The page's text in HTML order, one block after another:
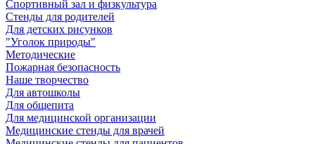
Спортивный зал и физкультура
Стенды для родителей
Для детских рисунков
"Уголок природы"
Методические
Пожарная безопасность
Наше творчество
Для автошколы
Для общепита
Для медицинской организации
Медицинские стенды для врачей